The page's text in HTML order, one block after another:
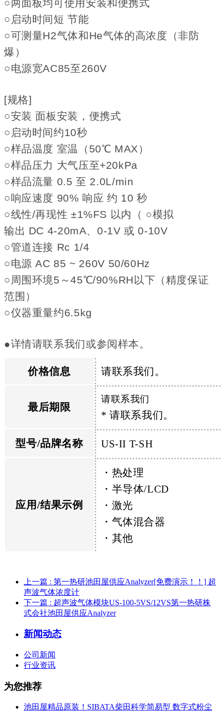
○两面板均可使用安装和便携式
○启动时间短 节能
○可测量H2气体和He气体的高浓度（非防
爆）
○电源宽AC85至260V
[规格]
○安装 面板安装，便携式
○启动时间约10秒
○样品温度 室温（50℃ MAX）
○样品压力 大气压至+20kPa
○样品流量 0.5 至 2.0L/min
○响应速度 90% 响应 约 10 秒
○线性/再现性 ±1%FS 以内（ ○模拟
输出 DC 4-20mA、0-1V 或 0-10V
○管道连接 Rc 1/4
○电源 AC 85 ~ 260V 50/60Hz
○周围环境5～45℃/90%RH以下（精度保证
范围）
○仪器重量约6.5kg
●详情请联系我们或参阅样本。
价格信息 请联系我们。
最后期限
请联系我们
* 请联系我们。
型号/品牌名称 US-II T-SH
应用/结果示例
・热处理
・半导体/LCD
・激光
・气体混合器
・其他
上一篇 : 第一热研池田屋供应Analyzer[免费演示！！] 超
声波气体浓度计
下一篇 : 超声波气体模块US-100-5VS/12VS第一热研株
式会社池田屋供应Analyzer
新闻动态
公司新闻
行业资讯
为您推荐
池田屋精品原装！SIBATA柴田科学简易型 数字式粉尘